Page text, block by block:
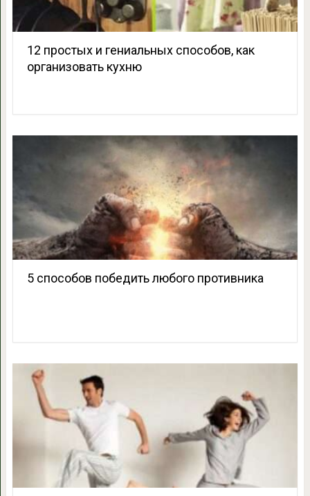
12 простых и гениальных способов, как
организовать кухню
5 способов победить любого противника